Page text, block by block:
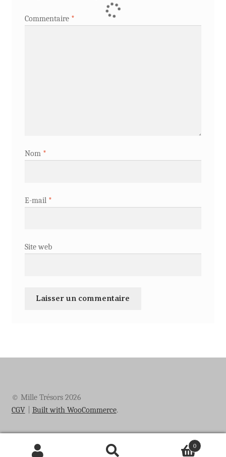
Commentaire *
Nom *
E-mail *
Site web
© Mille Trésors 2026
CGV
Built with WooCommerce.
0